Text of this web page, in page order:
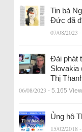
Tin bà
Đức đã
07/08/2023
Đài phát
Slovakia
Thị
06/08/2023 - 5.165
Ủng hộ
15/02/2018